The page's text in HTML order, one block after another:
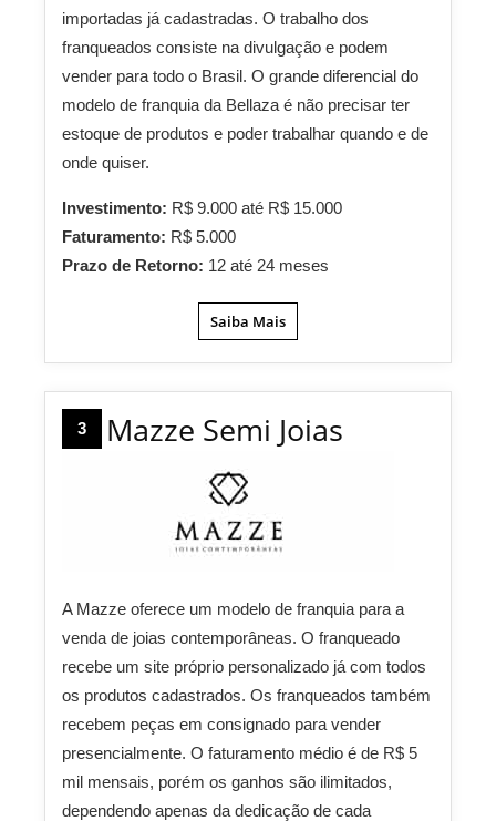
importadas já cadastradas. O trabalho dos
franqueados consiste na divulgação e podem
vender para todo o Brasil. O grande diferencial do
modelo de franquia da Bellaza é não precisar ter
estoque de produtos e poder trabalhar quando e de
onde quiser.
Investimento: R$ 9.000 até R$ 15.000
Faturamento: R$ 5.000
Prazo de Retorno: 12 até 24 meses
Saiba Mais
3 Mazze Semi Joias
A Mazze oferece um modelo de franquia para a
venda de joias contemporâneas. O franqueado
recebe um site próprio personalizado já com todos
os produtos cadastrados. Os franqueados também
recebem peças em consignado para vender
presencialmente. O faturamento médio é de R$ 5
mil mensais, porém os ganhos são ilimitados,
dependendo apenas da dedicação de cada